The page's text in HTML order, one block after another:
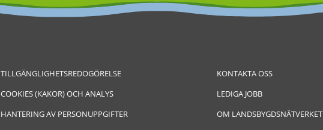
TILLGÄNGLIGHETSREDOGÖRELSE
COOKIES (KAKOR) OCH ANALYS
HANTERING AV PERSONUPPGIFTER
KONTAKTA OSS
LEDIGA JOBB
OM LANDSBYGDSNÄTVERKET